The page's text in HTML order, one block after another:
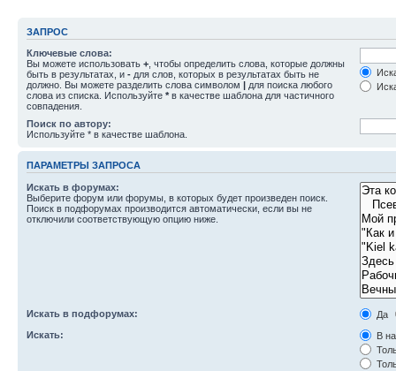
ЗАПРОС
Ключевые слова:
Вы можете использовать + , чтобы определить слова, которые должны
быть в результатах, и - для слов, которых в результатах быть не
должно. Вы можете разделить слова символом | для поиска любого
слова из списка. Используйте * в качестве шаблона для частичного
совпадения.
Поиск по автору:
Используйте * в качестве шаблона.
ПАРАМЕТРЫ ЗАПРОСА
Искать в форумах:
Выберите форум или форумы, в которых будет произведен поиск.
Поиск в подфорумах производится автоматически, если вы не
отключили соответствующую опцию ниже.
Искать в подфорумах:
Да
Искать:
В